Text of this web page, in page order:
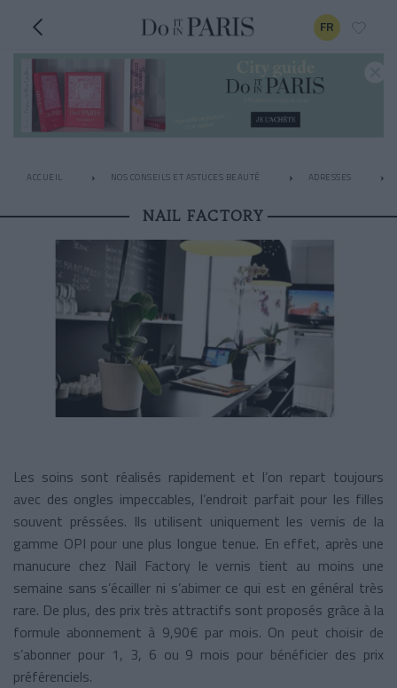
FR
ACCUEIL NOS CONSEILS ET ASTUCES BEAUTÉ ADRESSES
NAIL FACTORY
Les soins sont réalisés rapidement et l’on repart toujours
avec des ongles impeccables, l’endroit parfait pour les filles
souvent préssées. Ils utilisent uniquement les vernis de la
gamme OPI pour une plus longue tenue. En effet, après une
manucure chez Nail Factory le vernis tient au moins une
semaine sans s’écailler ni s’abimer ce qui est en général très
rare. De plus, des prix très attractifs sont proposés grâce à la
formule abonnement à 9,90€ par mois. On peut choisir de
s’abonner pour 1, 3, 6 ou 9 mois pour bénéficier des prix
préférenciels.